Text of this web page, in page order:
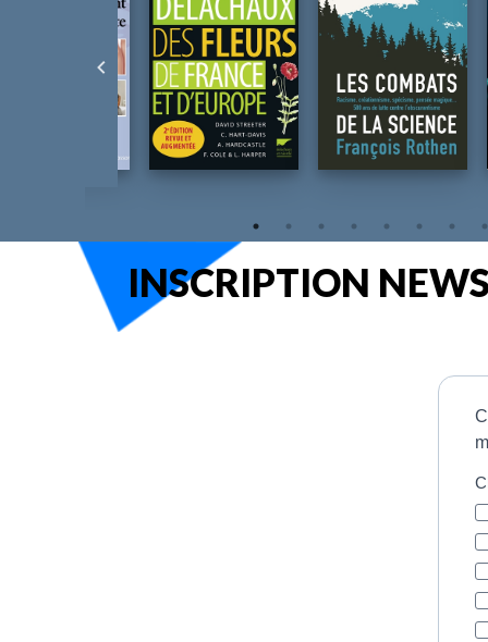
focalisé
INSCRIPTION